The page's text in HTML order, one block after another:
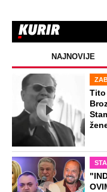
NAJNOVIJE